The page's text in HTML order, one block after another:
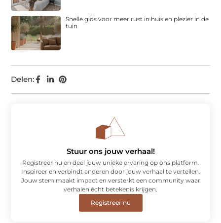
Delen:
Snelle gids voor meer rust in huis en plezier in de
tuin
Stuur ons jouw verhaal!
Registreer nu en deel jouw unieke ervaring op ons platform.
Inspireer en verbindt anderen door jouw verhaal te vertellen.
Jouw stem maakt impact en versterkt een community waar
verhalen écht betekenis krijgen.
Registreer nu